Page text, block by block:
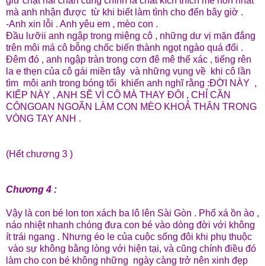
mà anh nhận được từ khi biết làm tình cho đến bây giờ .
-Anh xin lỗi . Anh yêu em , mèo con .
Đầu lưỡii anh ngập trong miệng cô , những dư vị mặn đắng
trên môi má cô bỗng chốc biến thành ngọt ngào quá đổi .
Đêm đó , anh ngập tràn trong cơn đê mê thể xác , tiếng rên
la e thẹn của cô gái miền tây và những vụng về khi cô lần
tìm môi anh trong bóng tối khiến anh nghĩ rằng :ĐỜI NÀY ,
KIẾP NÀY , ANH SẼ VÌ CÔ MÀ THAY ĐÔI , CHỈ CẦN
CÔNGOAN NGOÃN LÀM CON MÈO KHOẢ THÂN TRONG
VÒNG TAY ANH .
(Hết chương 3 )
Chương 4 :
Vậy là con bé lon ton xách ba lô lên Sài Gòn . Phố xá ồn ào ,
náo nhiệt nhanh chóng đưa con bé vào dòng đời với không
ít trái ngang . Nhưng éo le của cuộc sống đôi khi phụ thuộc
vào sự không bằng lòng với hiện tại, và cũng chính điều đó
làm cho con bé không những ngày càng trở nên xinh đẹp